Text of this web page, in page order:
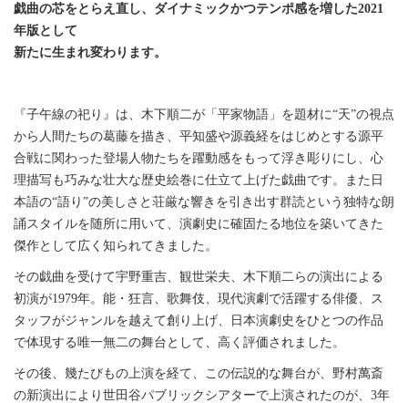
戯曲の芯をとらえ直し、ダイナミックかつテンポ感を増した2021
年版として
新たに生まれ変わります。
『子午線の祀り』は、木下順二が「平家物語」を題材に“天”の視点
から人間たちの葛藤を描き、平知盛や源義経をはじめとする源平
合戦に関わった登場人物たちを躍動感をもって浮き彫りにし、心
理描写も巧みな壮大な歴史絵巻に仕立て上げた戯曲です。また日
本語の“語り”の美しさと荘厳な響きを引き出す群読という独特な朗
誦スタイルを随所に用いて、演劇史に確固たる地位を築いてきた
傑作として広く知られてきました。
その戯曲を受けて宇野重吉、観世栄夫、木下順二らの演出による
初演が1979年。能・狂言、歌舞伎、現代演劇で活躍する俳優、ス
タッフがジャンルを越えて創り上げ、日本演劇史をひとつの作品
で体現する唯一無二の舞台として、高く評価されました。
その後、幾たびもの上演を経て、この伝説的な舞台が、野村萬斎
の新演出により世田谷パブリックシアターで上演されたのが、3年